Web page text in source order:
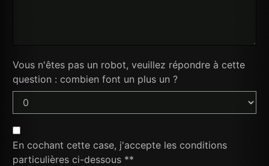
Vous n'êtes pas un robot, veuillez répondre à cette
question : combien font un plus un ?
En cochant cette case, j'accepte les conditions
particulières ci-dessous **